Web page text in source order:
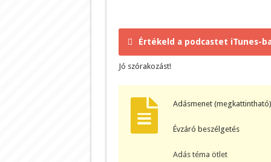
Értékeld a podcastet iTunes-
Jó szórakozást!
Adásmenet
Évzáró beszélgetés
Adás téma ötlet